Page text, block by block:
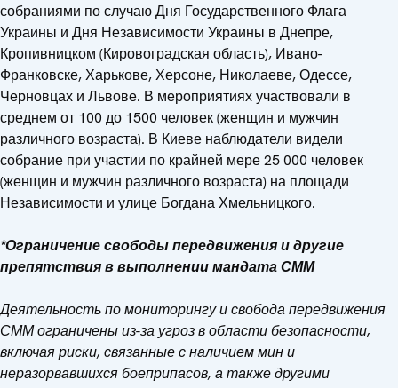
собраниями по случаю Дня Государственного Флага
Украины и Дня Независимости Украины в Днепре,
Кропивницком (Кировоградская область), Ивано-
Франковске, Харькове, Херсоне, Николаеве, Одессе,
Черновцах и Львове. В мероприятиях участвовали в
среднем от 100 до 1500 человек (женщин и мужчин
различного возраста). В Киеве наблюдатели видели
собрание при участии по крайней мере 25 000 человек
(женщин и мужчин различного возраста) на площади
Независимости и улице Богдана Хмельницкого.
*Ограничение свободы передвижения и другие
препятствия в выполнении мандата СММ
Деятельность по мониторингу и свобода передвижения
СММ ограничены из-за угроз в области безопасности,
включая риски, связанные с наличием мин и
неразорвавшихся боеприпасов, а также другими